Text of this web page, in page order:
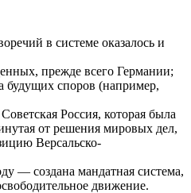
в системе оказалось и
прежде всего Германии;
будущих споров (например,
Россия, которая была
от решения мировых дел,
Версальско-
— создана мандатная система,
движение.